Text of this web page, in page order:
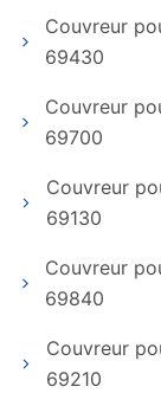
Couvreur
69430
Couvreur
69700
Couvreur
69130
Couvreur
69840
Couvreur
69210